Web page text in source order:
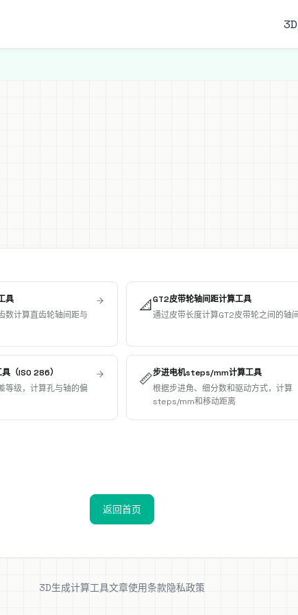
具
数计算直齿轮轴间距与
📐GT2皮带轮轴间距计算工具
通过皮带长度计算GT2皮带轮之间的轴
（ISO 286）
等级，计算孔与轴的偏
📏步进电机steps/mm计算工具
根据步进角、细分数和驱动方式，计算
steps/mm和移动距离
返回首页
3D生成计算工具文章使用条款隐私政策